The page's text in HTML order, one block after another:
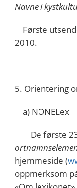
Navne i
Første
2010.
5. Orientering
a) NONELex
De første 23
hjemmeside (
oppmerksom